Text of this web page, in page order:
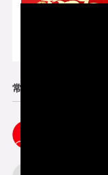
常见问题